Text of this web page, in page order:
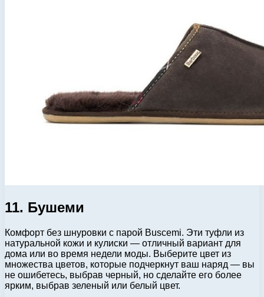
11. Бушеми
Комфорт без шнуровки с парой Buscemi. Эти туфли из
натуральной кожи и кулиски — отличный вариант для
дома или во время недели моды. Выберите цвет из
множества цветов, которые подчеркнут ваш наряд — вы
не ошибетесь, выбрав черный, но сделайте его более
ярким, выбрав зеленый или белый цвет.